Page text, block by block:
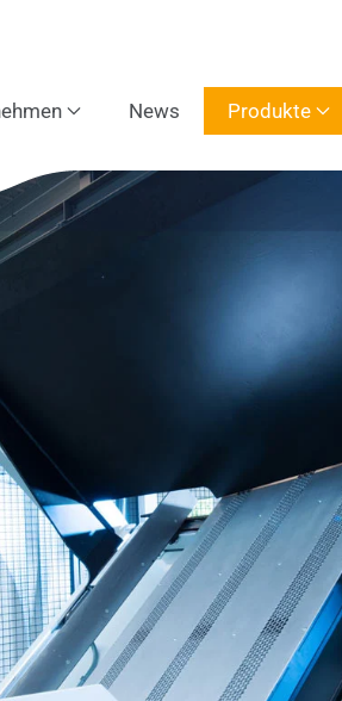
News Produkte